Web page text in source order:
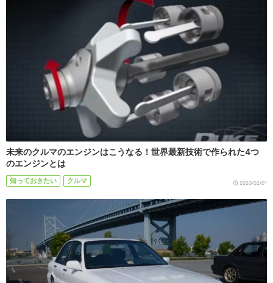
未来のクルマのエンジンはこうなる！世界最新技術で作られた4つ
のエンジンとは
知っておきたい クルマ 2020/02/01